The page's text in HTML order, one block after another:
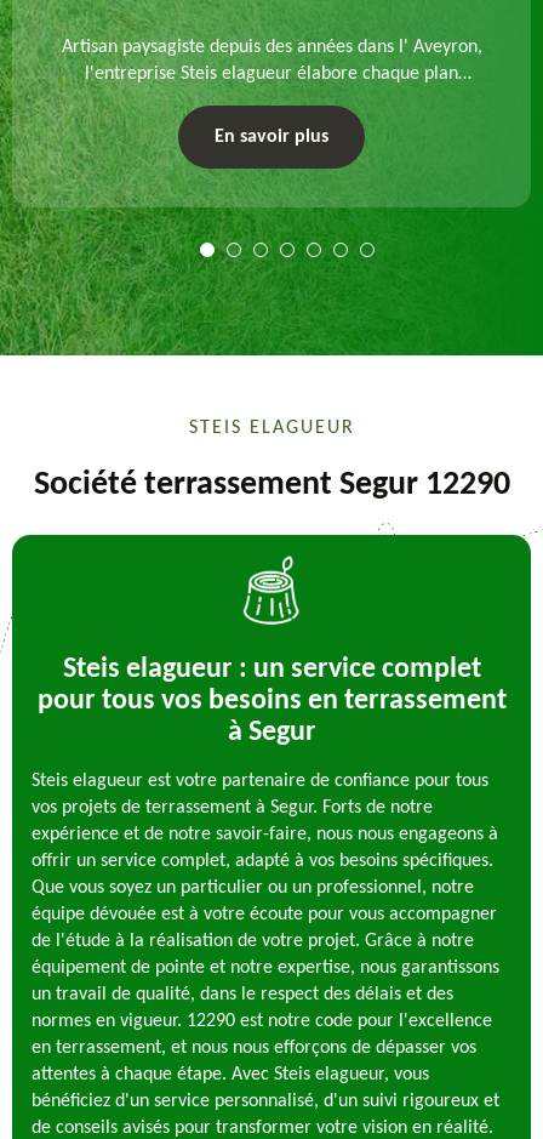
Artisan paysagiste depuis des années dans l' Aveyron,
l'entreprise Steis elagueur élabore chaque plan
d'aménagement paysager et exécute les travaux
afférents. Devis gratuit et sur mesure.
En savoir plus
STEIS ELAGUEUR
Société terrassement Segur 12290
Steis elagueur : un service complet
pour tous vos besoins en terrassement
à Segur
Steis elagueur est votre partenaire de confiance pour tous
vos projets de terrassement à Segur. Forts de notre
expérience et de notre savoir-faire, nous nous engageons à
offrir un service complet, adapté à vos besoins spécifiques.
Que vous soyez un particulier ou un professionnel, notre
équipe dévouée est à votre écoute pour vous accompagner
de l'étude à la réalisation de votre projet. Grâce à notre
équipement de pointe et notre expertise, nous garantissons
un travail de qualité, dans le respect des délais et des
normes en vigueur. 12290 est notre code pour l'excellence
en terrassement, et nous nous efforçons de dépasser vos
attentes à chaque étape. Avec Steis elagueur, vous
bénéficiez d'un service personnalisé, d'un suivi rigoureux et
de conseils avisés pour transformer votre vision en réalité.